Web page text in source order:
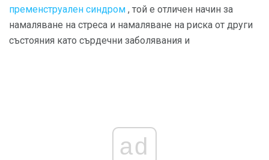
пременструален синдром , той е отличен начин за
намаляване на стреса и намаляване на риска от други
състояния като сърдечни заболявания и
ad